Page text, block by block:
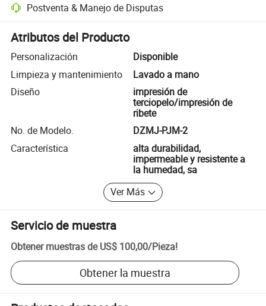
Postventa & Manejo de Disputas
Resolución de disputas asistida por la plataforma, incluyendo
Atributos del Producto
Personalización
Disponible
Limpieza y mantenimiento
Lavado a mano
Diseño
impresión de
terciopelo/impresión de
ribete
No. de Modelo.
DZMJ-PJM-2
Característica
alta durabilidad,
impermeable y resistente a
la humedad, sa
Ver Más
Servicio de muestra
Obtener muestras de US$ 100,00/Pieza!
Obtener la muestra